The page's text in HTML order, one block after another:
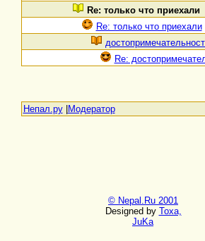
Re: только что приехали
Re: только что приехали
Re:
Непал.ру| Модератор
© Nepal.Ru 2001
Designed by Toxa,
JuKa